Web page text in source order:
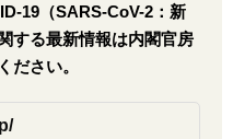
19（SARS-CoV-2：新
する最新情報は内閣官房
ださい。